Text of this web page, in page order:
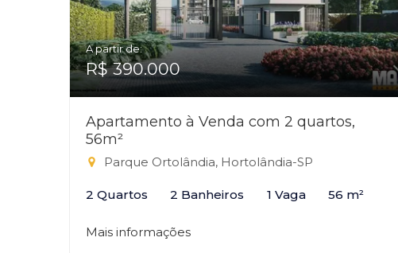
A partir de:
R$ 390.000
Apartamento à Venda com 2 quartos,
56m²
Parque Ortolândia, Hortolândia-SP
2 Quartos 2 Banheiros 1 Vaga 56 m²
Mais informações